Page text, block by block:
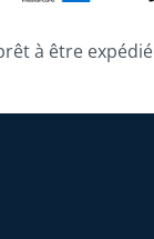
à être expédié